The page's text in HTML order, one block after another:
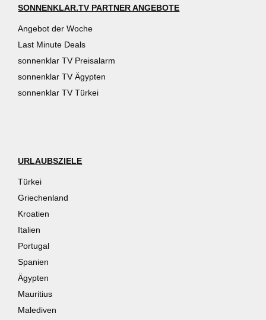
SONNENKLAR.TV PARTNER ANGEBOTE
Angebot der Woche
Last Minute Deals
sonnenklar TV Preisalarm
sonnenklar TV Ägypten
sonnenklar TV Türkei
URLAUBSZIELE
Türkei
Griechenland
Kroatien
Italien
Portugal
Spanien
Ägypten
Mauritius
Malediven